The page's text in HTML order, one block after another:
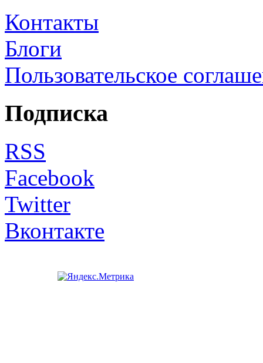
Контакты
Блоги
Пользовательское
Подписка
RSS
Facebook
Twitter
Вконтакте